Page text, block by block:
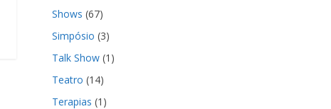
Shows (67)
Simpósio (3)
Talk Show (1)
Teatro (14)
Terapias (1)